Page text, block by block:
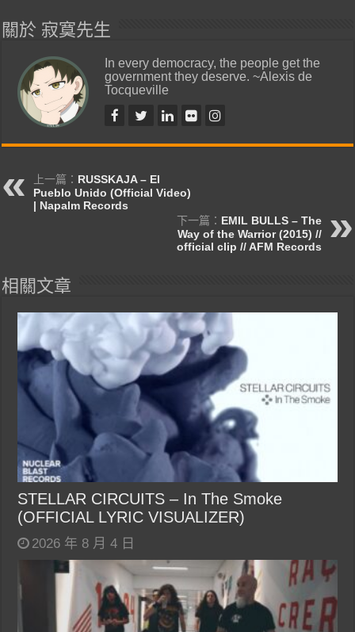
關於 寂寞先生
In every democracy, the people get the
government they deserve. ~Alexis de
Tocqueville
上一篇： RUSSKAJA – El
Pueblo Unido (Official Video)
| Napalm Records
下一篇： EMIL BULLS – The
Way of the Warrior (2015) //
official clip // AFM Records
相關文章
STELLAR CIRCUITS – In The Smoke
(OFFICIAL LYRIC VISUALIZER)
2026 年 8 月 4 日